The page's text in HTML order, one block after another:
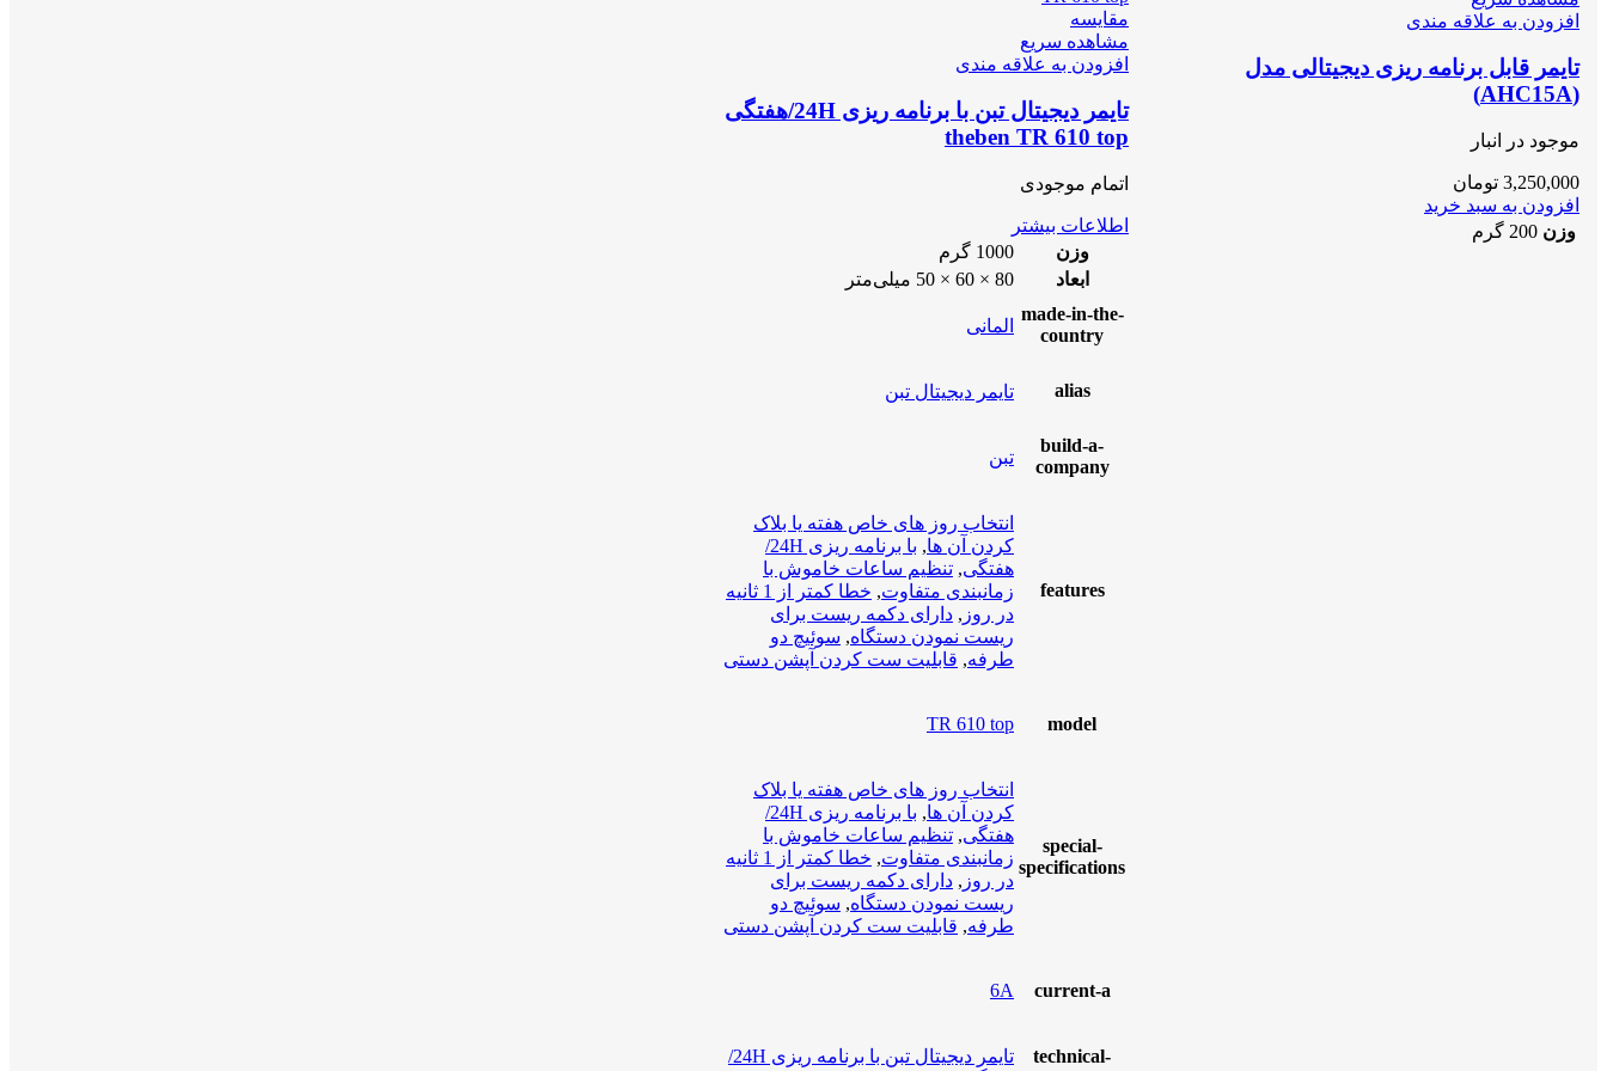
افزودن به علاقه مندی
تایمر قابل برنامه ریزی دیجیتالی مدل
(AHC15A)
موجود در انبار
3,250,000 تومان
افزودن به سبد خرید
وزن 200 گرم
مقایسه
مشاهده سریع
افزودن به علاقه مندی
تایمر دیجیتال تبن با برنامه ریزی 24H/هفتگی
theben TR 610 top
اتمام موجودی
اطلاعات بیشتر
وزن
1000 گرم
ابعاد
80 × 60 × 50 میلی‌متر
made-in-the-
country
المانی
alias تایمر دیجیتال تبن
build-a-
company
تبن
features
انتخاب روز های خاص هفته یا بلاک
کردن آن ها,
با برنامه ریزی 24H/
هفتگی, تنظیم ساعات خاموش با
زمانبندی متفاوت,
خطا کمتر از 1 ثانیه
در روز , دارای دکمه ریست برای
ریست نمودن دستگاه, سوئیچ دو
طرفه, قابلیت ست کردن آپشن دستی
model
TR 610 top
special-
specifications
انتخاب روز های خاص هفته یا بلاک
کردن آن ها,
با برنامه ریزی 24H/
هفتگی, تنظیم ساعات خاموش با
زمانبندی متفاوت,
خطا کمتر از 1 ثانیه
در روز , دارای دکمه ریست برای
ریست نمودن دستگاه, سوئیچ دو
طرفه, قابلیت ست کردن آپشن دستی
current-a
6A
technical-
تایمر دیجیتال تبن با برنامه ریزی 24H/